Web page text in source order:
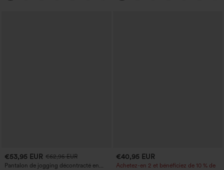
€53,95 EUR €62,95 EUR
Pantalon de jogging décontracté en
€40,95 EUR
Achetez-en 2 et bénéficiez de 10 % de